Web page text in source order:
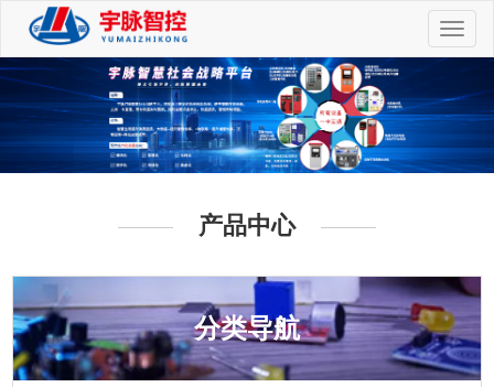
切
换
航
产品中心
分类导航